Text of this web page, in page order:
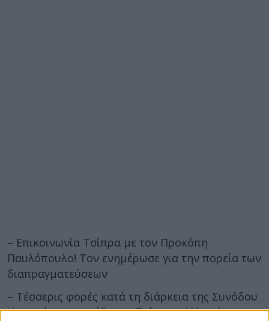
– Επικοινωνία Τσίπρα με τον Προκόπη
Παυλόπουλο! Τον ενημέρωσε για την πορεία των
διαπραγματεύσεων
– Τέσσερις φορές κατά τη διάρκεια της Συνόδου
Κορυφής συναντήθηκαν Τσίπρας, Μέρκελ,